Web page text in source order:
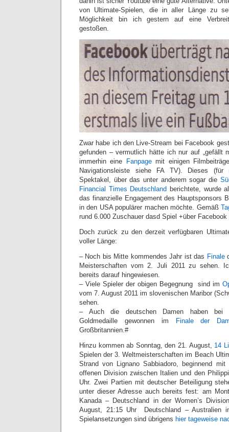
von Ultimate-Spielen, die in aller Länge zu
Möglichkeit bin ich gestern auf eine
gestoßen.
Zwar habe ich den Live-Stream bei Facebook
gefunden – vermutlich hätte ich nur auf „gefällt
immerhin eine
Fanpagemit einigen
Navigationsleiste siehe FA TV). Dieses (für
Spektakel, über das unter anderem sogar die
Financial Times Deutschland berichtete, wurde
das finanzielle Engagement des Hauptsponsors
in den USA populärer machen möchte. Gemäß
rund 6.000 Zuschauer dasd Spiel +über
Doch zurück zu den derzeit verfügbaren
voller Länge:
– Noch bis Mitte kommendes Jahr ist das Finale
Meisterschaften vom 2. Juli 2011 zu sehen.
bereits darauf hingewiesen.
– Viele Spieler der obigen Begegnung sind im
vom 7. August 2011 im slovenischen Maribor
sehen.
– Auch die deutschen Damen haben bei
Goldmedaille gewonnen im
Finale der
Großbritannien.#
Hinzu kommen ab Sonntag, den 21. August, 14
Spielen der 3. Weltmeisterschaften im Beach
Strand von Lignano Sabbiadoro, beginnend
offenen Division zwischen Italien und den
Uhr. Zwei Partien mit deutscher Beteiligung
unter dieser Adresse auch bereits fest: am
Kanada – Deutschland in der Women’s
August, 21:15 Uhr Deutschland – Australien
Spielansetzungen sind übrigens hier tageweise